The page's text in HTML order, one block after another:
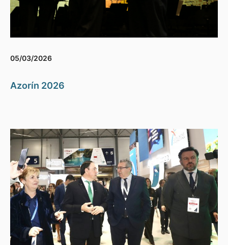
05/03/2026
Azorín 2026